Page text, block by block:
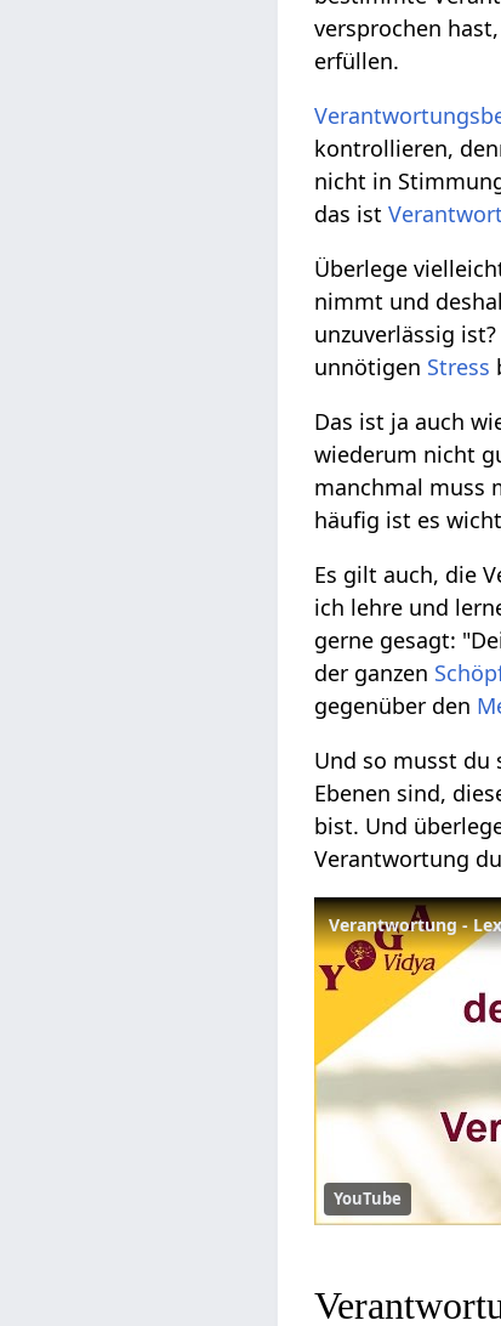
versprochen
erfüllen.
kontrollieren,
nicht in
das ist
Überlege
nimmt und
unzuverlässig
unnötigen Stress
Das ist ja auch
wiederum nicht
manchmal muss
häufig ist es
Es gilt auch, die
ich lehre und
gerne gesagt:
der ganzen
gegenüber den
Und so musst du
Ebenen sind,
bist. Und
Verantwortung
Verantwortung -
YouTube